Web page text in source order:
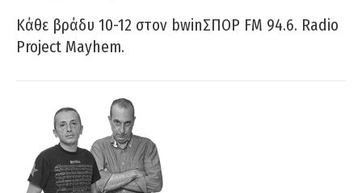
Κάθε βράδυ 10-12 στον bwinΣΠΟΡ FM 94.6. Radio
Project Mayhem.